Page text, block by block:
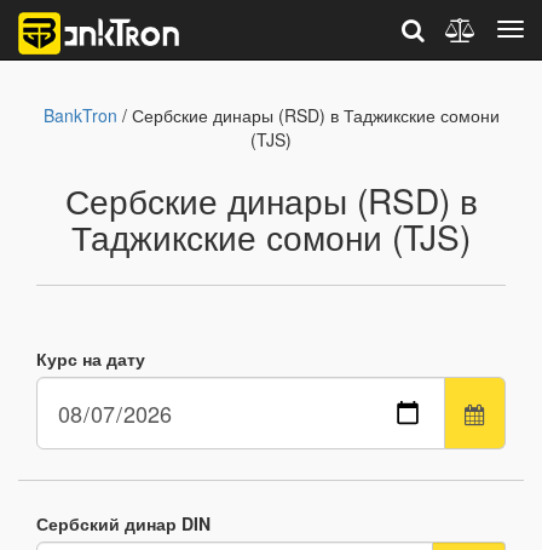
BankTron / Сербские динары (RSD) в Таджикские сомони
(TJS)
Сербские динары (RSD) в
Таджикские сомони (TJS)
Курс на дату
Сербский динар DIN